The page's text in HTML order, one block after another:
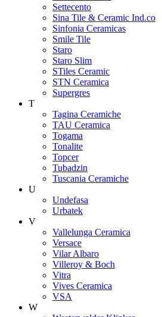
Settecento
Sina Tile & Ceramic Ind.co
Sinfonia Ceramicas
Smile Tile
Staro
Staro Slim
STiles Ceramic
STN Ceramica
Supergres
T
Tagina Ceramiche
TAU Ceramica
Togama
Tonalite
Topcer
Tubadzin
Tuscania Ceramiche
U
Undefasa
Urbatek
V
Vallelunga Ceramica
Versace
Vilar Albaro
Villeroy & Boch
Vitra
Vives Ceramica
VSA
W